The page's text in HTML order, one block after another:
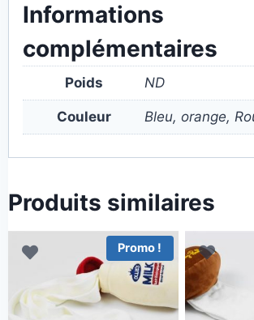
Informations
complémentaires
Poids ND
Couleur Bleu, orange,
Produits similaires
Promo !